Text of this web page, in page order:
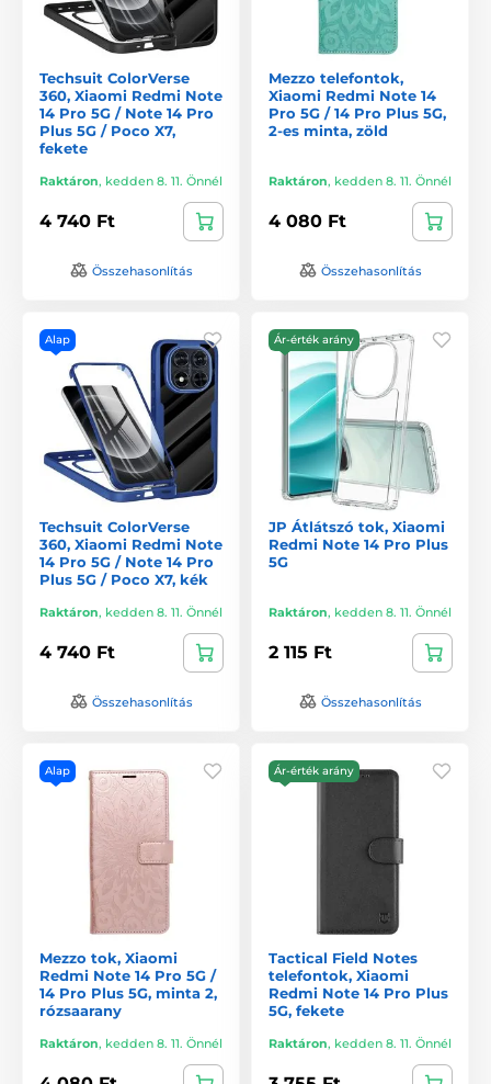
Techsuit ColorVerse
360, Xiaomi Redmi Note
14 Pro 5G / Note 14 Pro
Plus 5G / Poco X7,
fekete
Raktáron, kedden 8. 11. Önnél
4 740 Ft
Összehasonlítás
Mezzo telefontok,
Xiaomi Redmi Note 14
Pro 5G / 14 Pro Plus 5G,
2-es minta, zöld
Raktáron, kedden 8. 11. Önnél
4 080 Ft
Összehasonlítás
Alap
Techsuit ColorVerse
360, Xiaomi Redmi Note
14 Pro 5G / Note 14 Pro
Plus 5G / Poco X7, kék
Raktáron, kedden 8. 11. Önnél
4 740 Ft
Összehasonlítás
Ár-érték arány
JP Átlátszó tok, Xiaomi
Redmi Note 14 Pro Plus
5G
Raktáron, kedden 8. 11. Önnél
2 115 Ft
Összehasonlítás
Alap
Mezzo tok, Xiaomi
Redmi Note 14 Pro 5G /
14 Pro Plus 5G, minta 2,
rózsaarany
Raktáron, kedden 8. 11. Önnél
Ár-érték arány
Tactical Field Notes
telefontok, Xiaomi
Redmi Note 14 Pro Plus
5G, fekete
Raktáron, kedden 8. 11. Önnél